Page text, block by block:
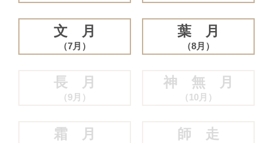
文 月
（7月）
葉 月
（8月）
長 月
（9月）
神 無 月
（10月）
霜 月 師 走